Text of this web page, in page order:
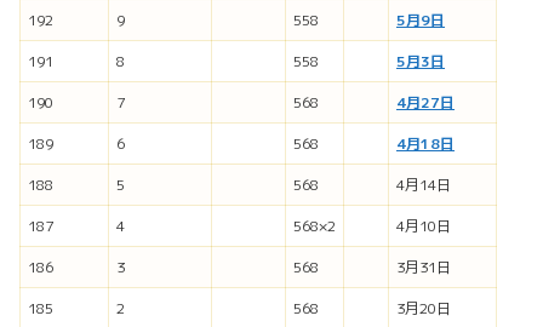
192
9 558
5月9日
191
8 558
5月3日
190
7 568
4月27日
189
6 568
4月18日
188
5 568
4月14日
187
4 568×2
4月10日
186
3 568
3月31日
185
2 568 3月20日